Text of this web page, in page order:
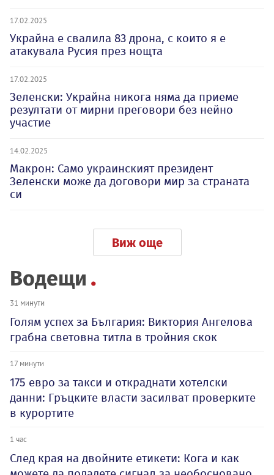
17.02.2025
Украйна е свалила 83 дрона, с които я е
атакувала Русия през нощта
17.02.2025
Зеленски: Украйна никога няма да приеме
резултати от мирни преговори без нейно
участие
14.02.2025
Макрон: Само украинският президент
Зеленски може да договори мир за страната
си
Виж още
Водещи
31 минути
Голям успех за България: Виктория Ангелова
грабна световна титла в тройния скок
17 минути
175 евро за такси и откраднати хотелски
данни: Гръцките власти засилват проверките
в курортите
1 час
След края на двойните етикети: Кога и как